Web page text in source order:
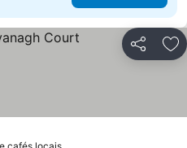
Partilhar
cafés locais